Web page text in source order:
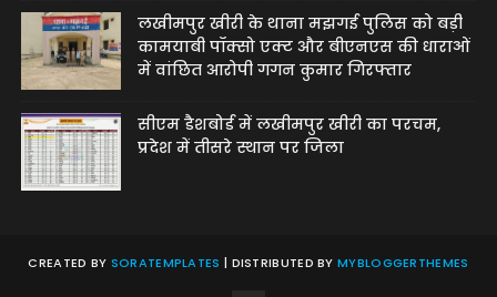
लखीमपुर खीरी के थाना मझगई पुलिस को बड़ी
कामयाबी पॉक्सो एक्ट और बीएनएस की धाराओं
में वांछित आरोपी गगन कुमार गिरफ्तार
सीएम डैशबोर्ड में लखीमपुर खीरी का परचम,
प्रदेश में तीसरे स्थान पर जिला
CREATED BY SORATEMPLATES | DISTRIBUTED BYMYBLOGGERTHEMES